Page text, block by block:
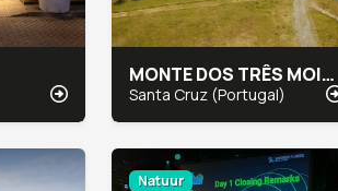
MONTE DOS TRÊS MOINHOS
Santa Cruz (Portugal)
Natuur